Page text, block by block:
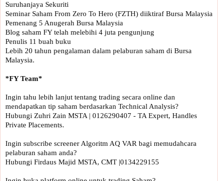
Suruhanjaya Sekuriti
Seminar Saham From Zero To Hero (FZTH) diiktiraf Bursa Malaysia
Pemenang 5 Anugerah Bursa Malaysia
Blog saham FY telah melebihi 4 juta pengunjung
Penulis 11 buah buku
Lebih 20 tahun pengalaman dalam pelaburan saham di Bursa
Malaysia.
Ingin tahu lebih lanjut tentang trading secara online dan
mendapatkan tip saham berdasarkan Technical Analysis?
Hubungi Zuhri Zain MSTA | 0126290407 - TA Expert, Handles
Private Placements.
Ingin subscribe screener Algoritm AQ VAR bagi memudahcara
pelaburan saham anda?
Hubungi Firdaus Majid MSTA, CMT |0134229155